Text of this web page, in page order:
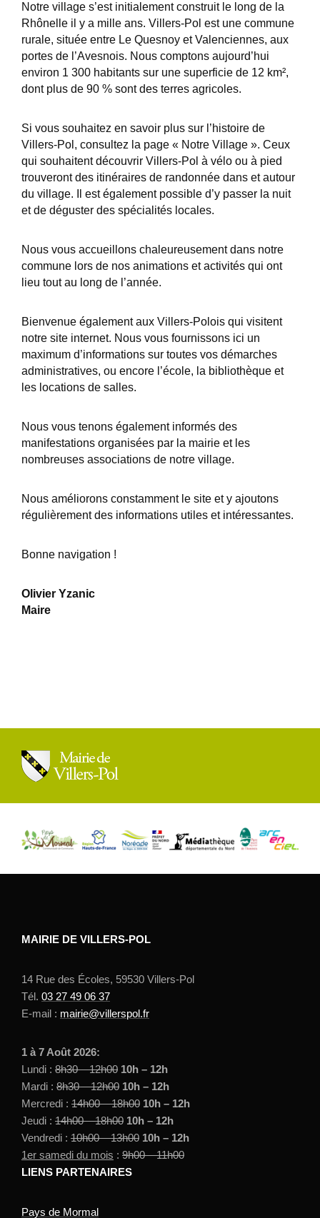
Notre village s’est initialement construit le long de la
Rhônelle il y a mille ans. Villers-Pol est une commune
rurale, située entre Le Quesnoy et Valenciennes, aux
portes de l’Avesnois. Nous comptons aujourd’hui
environ 1 300 habitants sur une superficie de 12 km²,
dont plus de 90 % sont des terres agricoles.
Si vous souhaitez en savoir plus sur l’histoire de
Villers-Pol, consultez la page « Notre Village ». Ceux
qui souhaitent découvrir Villers-Pol à vélo ou à pied
trouveront des itinéraires de randonnée dans et autour
du village. Il est également possible d’y passer la nuit
et de déguster des spécialités locales.
Nous vous accueillons chaleureusement dans notre
commune lors de nos animations et activités qui ont
lieu tout au long de l’année.
Bienvenue également aux Villers-Polois qui visitent
notre site internet. Nous vous fournissons ici un
maximum d’informations sur toutes vos démarches
administratives, ou encore l’école, la bibliothèque et
les locations de salles.
Nous vous tenons également informés des
manifestations organisées par la mairie et les
nombreuses associations de notre village.
Nous améliorons constamment le site et y ajoutons
régulièrement des informations utiles et intéressantes.
Bonne navigation !
Olivier Yzanic
Maire
MAIRIE DE VILLERS-POL
14 Rue des Écoles, 59530 Villers-Pol
Tél. 03 27 49 06 37
E-mail : mairie@villerspol.fr
1 à 7 Août 2026:
Lundi : 8h30 – 12h00 10h – 12h
Mardi : 8h30 – 12h00 10h – 12h
Mercredi : 14h00 – 18h00 10h – 12h
Jeudi : 14h00 – 18h00 10h – 12h
Vendredi : 10h00 – 13h00 10h – 12h
1er samedi du mois : 9h00 – 11h00
LIENS PARTENAIRES
Pays de Mormal